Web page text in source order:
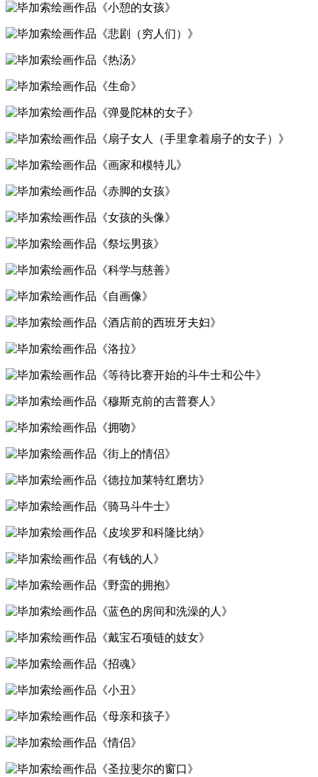
《小憩的女孩》
《悲剧（穷人们）》
《热汤》
《生命》
《弹曼陀林的女子》
《扇子女人（手里拿着扇子的女子）》
《画家和模特儿》
《赤脚的女孩》
《女孩的头像》
《祭坛男孩》
《科学与慈善》
《自画像》
《酒店前的西班牙夫妇》
《洛拉》
《等待比赛开始的斗牛士和公牛》
《穆斯克前的吉普赛人》
《拥吻》
《街上的情侣》
《德拉加莱特红磨坊》
《骑马斗牛士》
《皮埃罗和科隆比纳》
《有钱的人》
《野蛮的拥抱》
《蓝色的房间和洗澡的人》
《戴宝石项链的妓女》
《招魂》
《小丑》
《母亲和孩子》
《情侣》
《圣拉斐尔的窗口》